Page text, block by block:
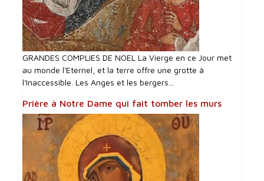
GRANDES COMPLIES DE NOEL La Vierge en ce Jour met
au monde l'Eternel, et la terre offre une grotte à
l'Inaccessible. Les Anges et les bergers...
Prière à Notre Dame qui fait tomber les murs